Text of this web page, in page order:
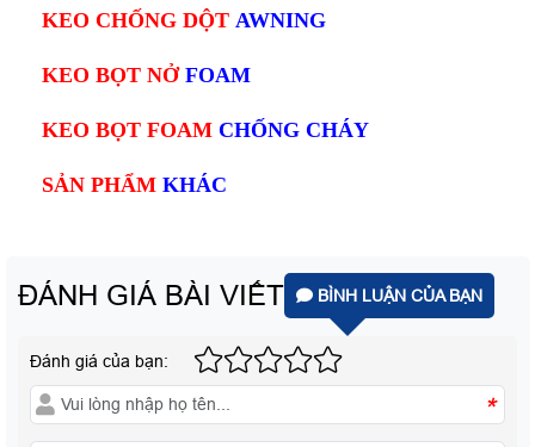
KEO CHỐNG DỘT AWNING
KEO BỌT NỞ FOAM
KEO BỌT FOAM CHỐNG CHÁY
SẢN PHẨM KHÁC
ĐÁNH GIÁ BÀI VIẾT BÌNH LUẬN CỦA BẠN
Đánh giá của bạn:
*